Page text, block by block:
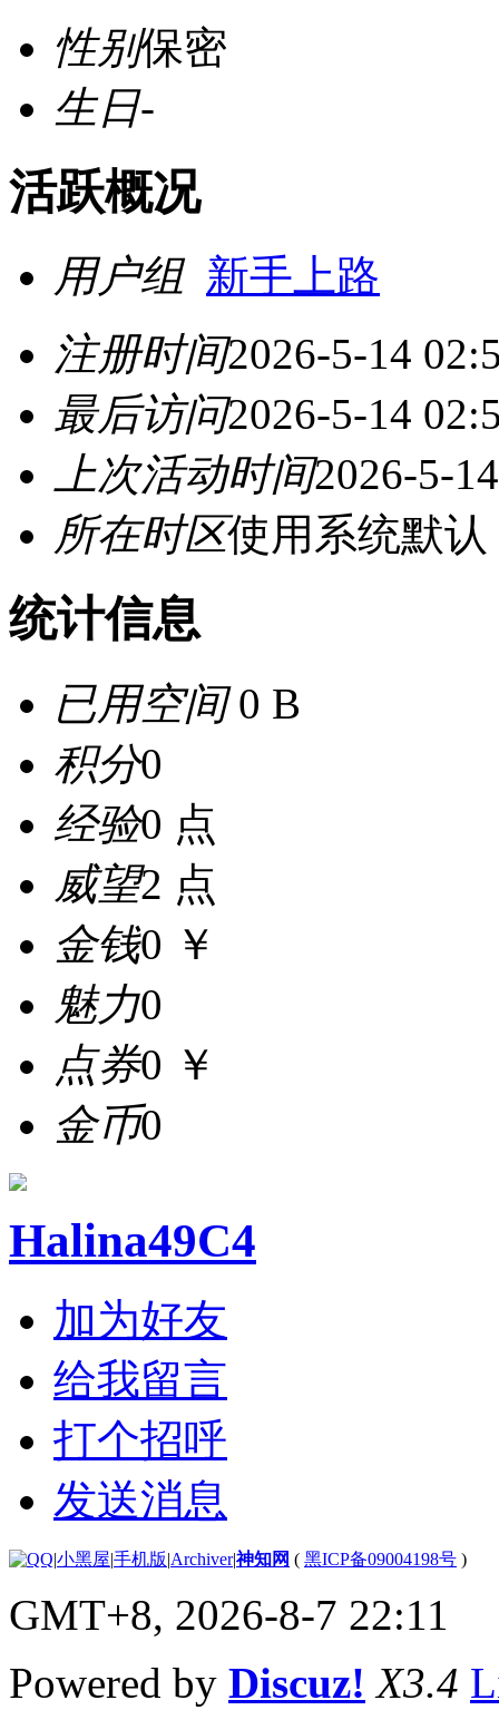
性别保密
生日-
活跃概况
用户组 新手上路
注册时间2026-5-14
最后访问2026-5-14
上次活动时间2026-5-
所在时区使用系统默认
统计信息
已用空间0 B
积分0
经验0 点
威望2 点
金钱0 ￥
魅力0
点券0 ￥
金币0
Halina49C4
加为好友
给我留言
打个招呼
发送消息
|小黑屋|手机版|Archiver|神知网 ( 黑ICP备09004198号 )
GMT+8, 2026-8-7 22:11
Powered by Discuz! X3.4